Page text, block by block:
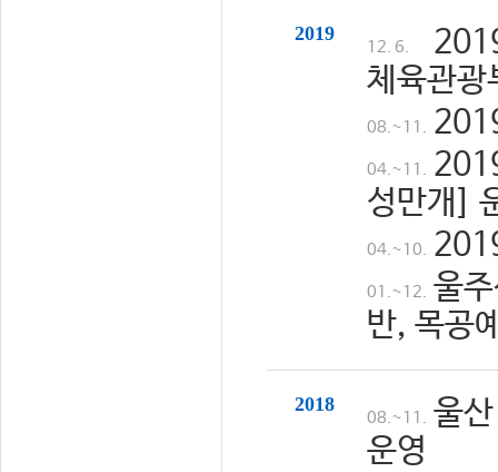
2019
12. 6.
체육관광
08.~11.
04.~11.
성만개]
04.~10.
01.~12. 울
반, 목공
2018
08.~11. 울
운영